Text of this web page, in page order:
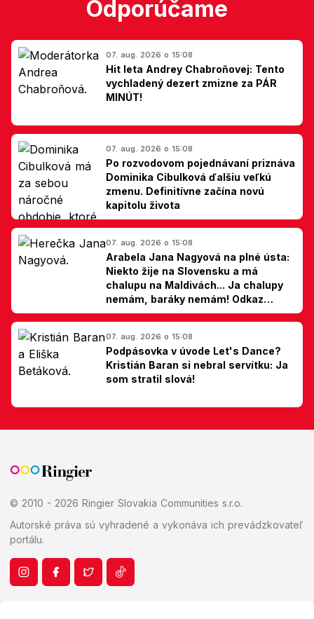
Odporúčame
07. aug. 2026 o 15:08
Hit leta Andrey Chabroňovej: Tento
vychladený dezert zmizne za PÁR
MINÚT!
07. aug. 2026 o 15:08
Po rozvodovom pojednávaní priznáva
Dominika Cibulková ďalšiu veľkú
zmenu. Definitívne začína novú
kapitolu života
07. aug. 2026 o 15:08
Arabela Jana Nagyová na plné ústa:
Niekto žije na Slovensku a má
chalupu na Maldivách... Ja chalupy
nemám, baráky nemám! Odkaz
Slovákom
07. aug. 2026 o 15:08
Podpásovka v úvode Let's Dance?
Kristián Baran si nebral servítku: Ja
som stratil slová!
© 2010 - 2026 Ringier Slovakia Communities s.r.o.
Autorské práva sú vyhradené a vykonáva ich prevádzkovateľ
portálu.